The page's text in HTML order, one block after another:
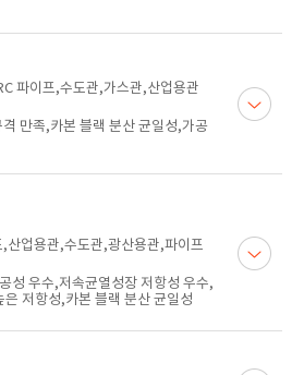
파이프,수도관,가스관,산업용관
만족,카본 블랙 분산 균일성,가공
산업용관,수도관,광산용관,파이프
성 우수,저속균열성장 저항성 우수,
저항성,카본 블랙 분산 균일성